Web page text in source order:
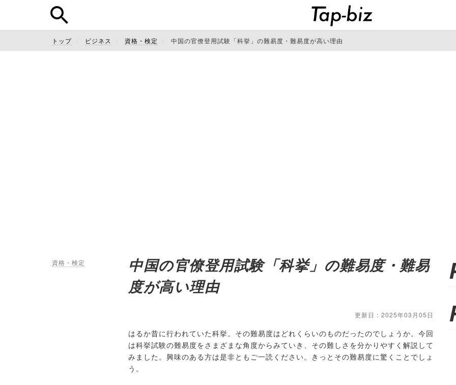
トップ ビジネス 資格・検定 中国の官僚登用試験「科挙」の難易度・難易度が高い理由
資格・検定
中国の官僚登用試験「科挙」の難易度・難易
度が高い理由
更新日：2025年03月05日
はるか昔に行われていた科挙。その難易度はどれくらいのものだったのでしょうか。今回
は科挙試験の難易度をさまざまな角度からみていき、その難しさを分かりやすく解説して
みました。興味のある方は是非ともご一読ください。きっとその難易度に驚くことでしょ
う。